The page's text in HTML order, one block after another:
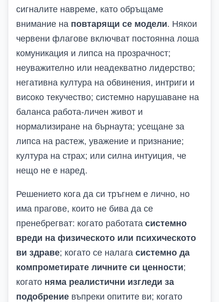
сигналите навреме, като обръщаме
внимание на повтарящи се модели. Някои
червени флагове включват постоянна лоша
комуникация и липса на прозрачност;
неуважително или неадекватно лидерство;
негативна култура на обвинения, интриги и
високо текучество; системно нарушаване на
баланса работа-личен живот и
нормализиране на бърнаута; усещане за
липса на растеж, уважение и признание;
култура на страх; или силна интуиция, че
нещо не е наред.
Решението кога да си тръгнем е лично, но
има прагове, които не бива да се
пренебрегват: когато работата системно
вреди на физическото или психическото
ви здраве; когато се налага системно да
компрометирате личните си ценности;
когато няма реалистични изгледи за
подобрение въпреки опитите ви; когато